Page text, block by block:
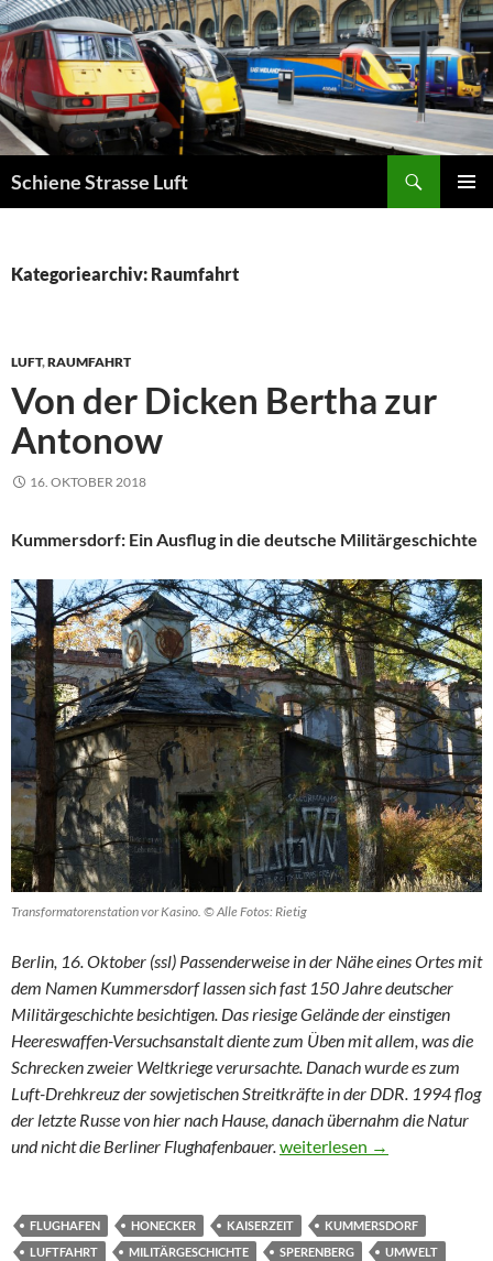
Zum
Inhalt
springen
Schiene Strasse Luft
Kategoriearchiv: Raumfahrt
LUFT,RAUMFAHRT
Von der Dicken Bertha zur
Antonow
16. OKTOBER 2018
Kummersdorf: Ein Ausflug in die deutsche Militärgeschichte
Transformatorenstation vor Kasino. © Alle Fotos: Rietig
Berlin, 16.Oktober (ssl) Passenderweise in der Nähe eines Ortes mit
dem Namen Kummersdorf lassen sich fast 150 Jahre deutscher
Militärgeschichte besichtigen. DasriesigeGelände der einstigen
Heereswaffen-Versuchsanstalt diente zum Üben mit allem, was die
Schrecken zweier Weltkriege verursachte. Danach wurde es zum
Luft-Drehkreuz der sowjetischen Streitkräfte in der DDR. 1994 flog
der letzte Russe von hier nach Hause, danach übernahm die Natur
und nicht die Berliner Flughafenbauer.Von der Dicken Bertha zur
weiterlesen →
FLUGHAFEN HONECKER KAISERZEIT
KUMMERSDORF
LUFTFAHRT
MILITÄRGESCHICHTE SPERENBERG UMWELT